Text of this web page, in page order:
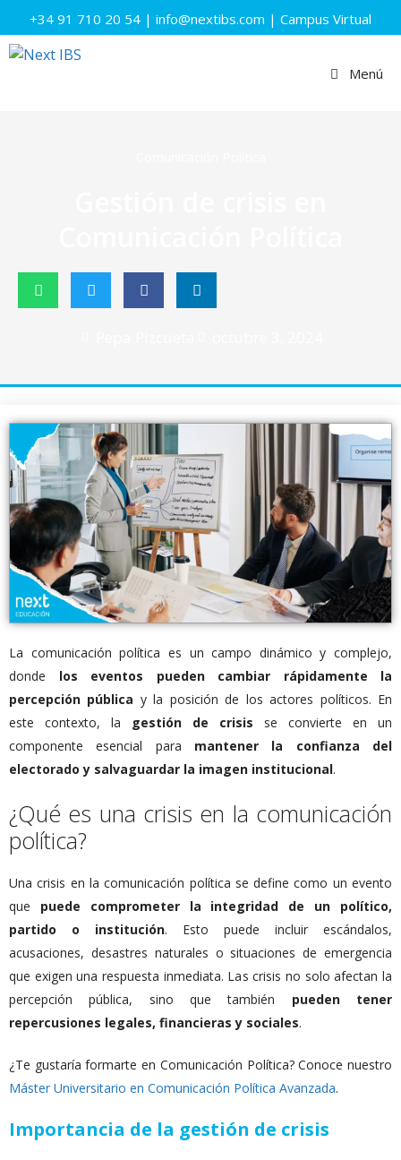
+34 91 710 20 54 | info@nextibs.com | Campus Virtual
Menú
La comunicación política es un campo dinámico y complejo,
donde los eventos pueden cambiar rápidamente la
percepción pública y la posición de los actores políticos. En
este contexto, la gestión de crisis se convierte en un
componente esencial para mantener la confianza del
electorado y salvaguardar la imagen institucional.
¿Qué es una crisis en la comunicación
política?
Una crisis en la comunicación política se define como un evento
que puede
comprometer la integridad de un político,
partido o institución. Esto puede incluir escándalos,
acusaciones, desastres naturales o situaciones de emergencia
que exigen una respuesta inmediata. Las crisis no solo afectan la
percepción pública, sino que también pueden tener
repercusiones legales, financieras y sociales.
¿Te gustaría formarte en Comunicación Política? Conoce nuestro
Máster Universitario en Comunicación Política Avanzada.
Importancia de la gestión de crisis